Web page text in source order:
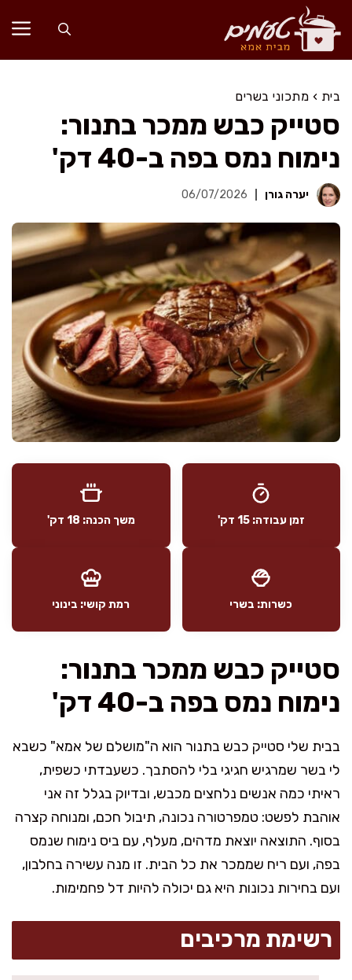
לדלג
לתוכן
בית › מתכוני בשרים
סטייק כבש ממכר בתנור:
נימוח נמס בפה ב-40 דק'
יערה גורן 06/07/2026
זמן עבודה: 15 דק' משך הכנה: 18 דק'
כשרות: בשרי רמת קושי: בינוני
סטייק כבש ממכר בתנור:
נימוח נמס בפה ב-40 דק'
בבית שלי סטייק כבש בתנור הוא ה"מושלם של אמא" כשבא
לי בשר שמרגיש חגיגי בלי להסתבך. כשעבדתי כשפית,
ראיתי כמה אנשים נלחצים מכבש, ובדיוק בגלל זה אני
אוהבת לפשט: טמפרטורה נכונה, תיבול חכם, ומנוחה קצרה
בסוף. התוצאה יוצאת מדהים, מעלף, עם ביס נימוח שנמס
בפה, ועם ריח שממכר את כל הבית. זו מנה עשירה בחלבון,
ועם בחירות נכונות היא גם יכולה להיות דל פחמימות.
רשימת מרכיבים